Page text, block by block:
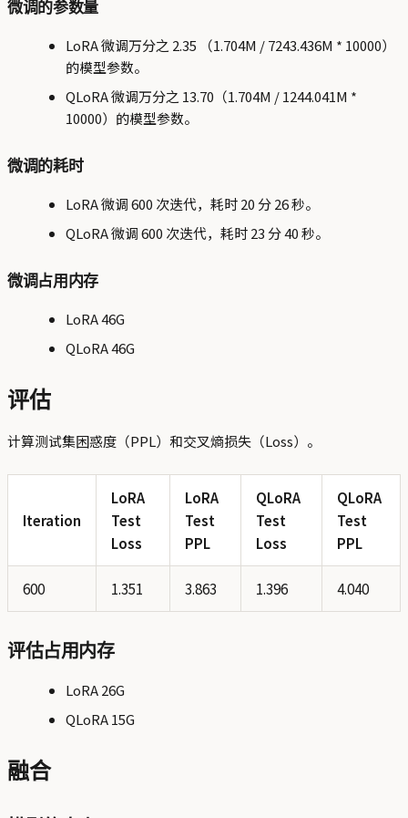
微调的参数量
LoRA 微调万分之 2.35 （1.704M / 7243.436M * 10000）
的模型参数。
QLoRA 微调万分之 13.70（1.704M / 1244.041M *
10000）的模型参数。
微调的耗时
LoRA 微调 600 次迭代，耗时 20 分 26 秒。
QLoRA 微调 600 次迭代，耗时 23 分 40 秒。
微调占用内存
LoRA 46G
QLoRA 46G
评估
计算测试集困惑度（PPL）和交叉熵损失（Loss）。
Iteration
LoRA
Test
Loss
LoRA
Test
PPL
QLoRA
Test
Loss
QLoRA
Test
PPL
600 1.351 3.863 1.396 4.040
评估占用内存
LoRA 26G
QLoRA 15G
融合